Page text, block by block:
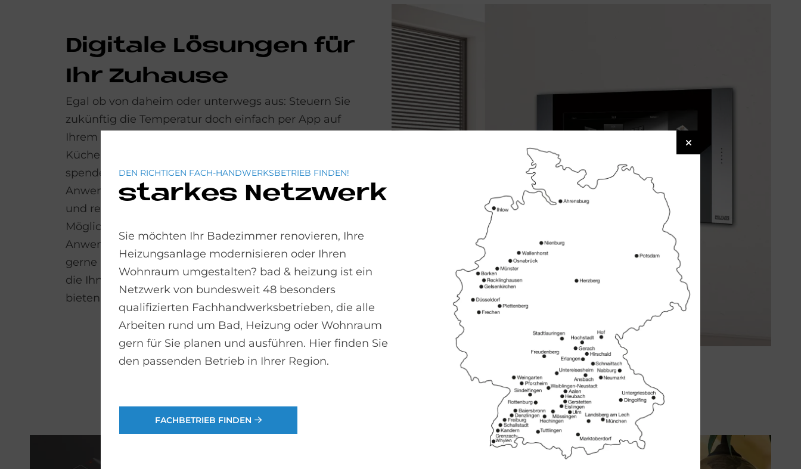
Di­gi­ta­le Lö­sun­gen für
Ihr Zu­hau­se
Egal ob von daheim oder unterwegs aus: Steuern Sie
zukünftig die Temperatur doch einfach per App auf
Ihrem Smartphone, oder lassen Sie die
Küchenarmatur durch einen Fußsensor Wasser
spenden, wenn Ihnen eine frei Hand fehlt.
Anwendungen wie diese sind nur einzelne Beispiele
und reichen nicht aus, um die zahlreichen
Möglichkeiten aufzuzeigen, die Smart Home
Anwendungen heute darstellen. Wir beraten Sie
gerne und zeigen Ihnen individuelle Lösungen auf,
die Ihnen am meisten Komfort, Ersparnis und Luxus
bieten!
DEN RICHTIGEN FACH-HANDWERKSBETRIEB FINDEN!
starkes Netzwerk
Sie möchten Ihr Badezimmer renovieren, Ihre
Heizungsanlage modernisieren oder Ihren
Wohnraum umgestalten? bad & heizung ist ein
Netzwerk von bundesweit 48 besonders
qualifizierten Fachhandwerksbetrieben, die alle
Arbeiten rund um Bad, Heizung oder Wohnraum
gern für Sie planen und ausführen. Hier finden Sie
den passenden Betrieb in Ihrer Region.
FACHBETRIEB FINDEN